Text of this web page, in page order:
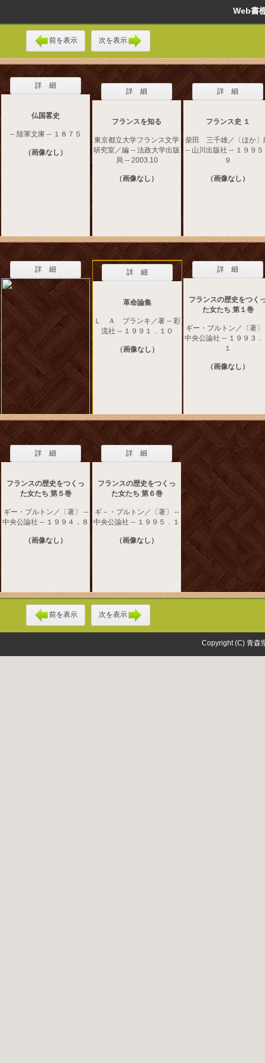
Web
前を表示 次を表示
詳 細
仏国畧史
-- 陸軍文庫 -- １８７５
（画像なし）
詳 細
フランスを知る
東京都立大学フランス文学
研究室／編 -- 法政大学出版
局 -- 2003.10
（画像なし）
詳 細
フランス史 １
柴田 三千雄／〔ほか〕
-- 山川出版社 -- １９９５
９
（画像なし）
詳 細 詳 細
革命論集
Ｌ Ａ ブランキ／著 -- 彩
流社 -- １９９１．１０
（画像なし）
詳 細
フランスの歴史をつく
た女たち 第１巻
ギー・ブルトン／〔著〕
中央公論社 -- １９９３
１
（画像なし）
詳 細
フランスの歴史をつくっ
た女たち 第５巻
ギー・ブルトン／〔著〕 --
中央公論社 -- １９９４．８
（画像なし）
詳 細
フランスの歴史をつくっ
た女たち 第６巻
ギ－・ブルトン／〔著〕 --
中央公論社 -- １９９５．１
（画像なし）
前を表示 次を表示
Copyright (C) 青森